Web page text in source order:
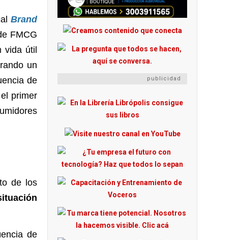
Brand
FMCG
vida útil
un
de
primer
de los
de
publicidad